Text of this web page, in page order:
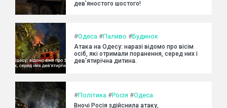
дев’яностого шостого!
#Одеса #Паливо #Будинок
Атака на Одесу: наразі відомо про вісім
осіб, які отримали поранення, серед них і
дев'ятирічна дитина.
#Політика #Росія #Одеса
Вночі Росія здійснила атаку,